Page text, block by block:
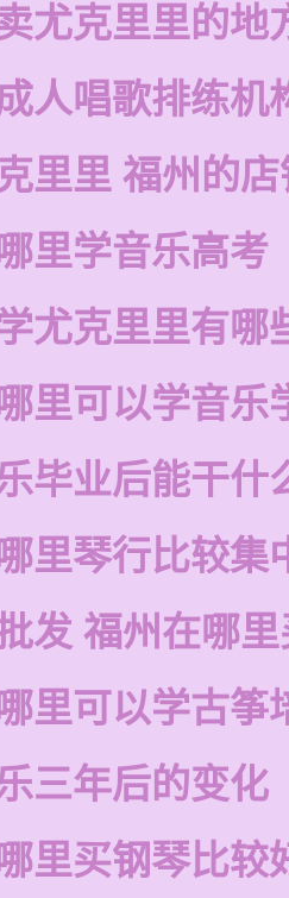
尤克里里的地
人唱歌排练机
里里 福州的
里学音乐高考
尤克里里有哪
里可以学音乐
毕业后能干什
里琴行比较集
发 福州在哪
里可以学古筝
三年后的变化
里买钢琴比较